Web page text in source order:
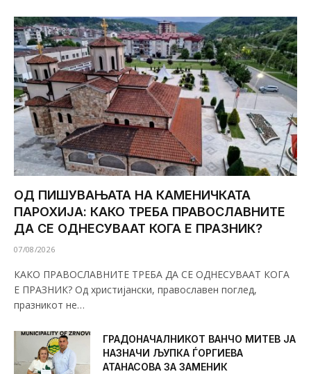
ОД ПИШУВАЊАТА НА КАМЕНИЧКАТА
ПАРОХИЈА: КАКО ТРЕБА ПРАВОСЛАВНИТЕ
ДА СЕ ОДНЕСУВААТ КОГА Е ПРАЗНИК?
07/08/2026
КАКО ПРАВОСЛАВНИТЕ ТРЕБА ДА СЕ ОДНЕСУВААТ КОГА
Е ПРАЗНИК? Од христијански, православен поглед,
празникот не…
ГРАДОНАЧАЛНИКОТ ВАНЧО МИТЕВ ЈА
НАЗНАЧИ ЉУПКА ЃОРГИЕВА
АТАНАСОВА ЗА ЗАМЕНИК